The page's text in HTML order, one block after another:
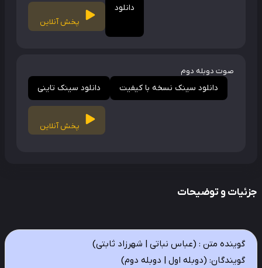
دانلود
پخش آنلاین
صوت دوبله دوم
دانلود سینک نسخه با کیفیت دانلود سینک تاینی
پخش آنلاین
و توضیحات
گوینده متن : (عباس نباتی | شهرزاد ثابتی)
گویندگان: (دوبله اول | دوبله دوم)